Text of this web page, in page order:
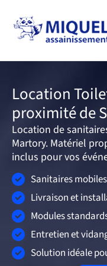
contenu
Location
proximité de
Location de
Martory. Matériel
inclus pour vos
Sanitaires
Livraison et
Modules
Entretien et
Solution idéale